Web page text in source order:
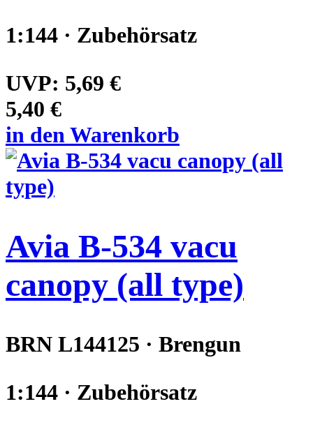
1:144 · Zubehörsatz
UVP: 5,69 €
5,40 €
in den Warenkorb
Avia B-534 vacu
canopy (all type)
BRN L144125 · Brengun
1:144 · Zubehörsatz